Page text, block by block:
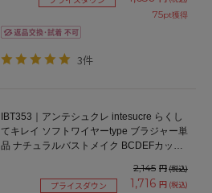
75pt獲得
3件
IBT353｜アンテシュクレ intesucre らくし
てキレイ ソフトワイヤーtype ブラジャー単
品 ナチュラルバストメイク BCDEFカップ
2,145 円(税込)
プライスダウン 1,716 円 (税込)